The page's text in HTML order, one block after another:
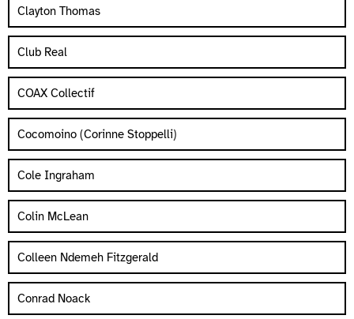
Clayton Thomas
Club Real
COAX Collectif
Cocomoino (Corinne Stoppelli)
Cole Ingraham
Colin McLean
Colleen Ndemeh Fitzgerald
Conrad Noack